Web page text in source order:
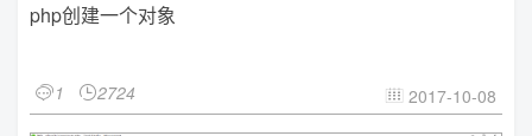
php创建一个对象
1 2724  2017-10-08